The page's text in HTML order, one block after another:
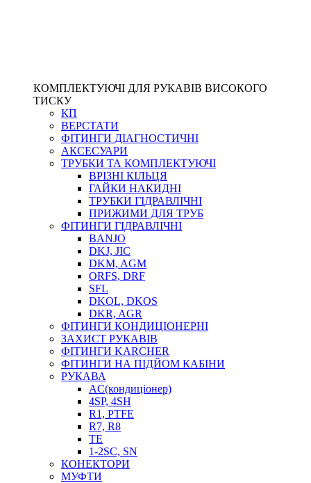
КОМПЛЕКТУЮЧІ ДЛЯ РУКАВІВ ВИСОКОГО
ТИСКУ
КП
ВЕРСТАТИ
ФІТИНГИ ДІАГНОСТИЧНІ
АКСЕСУАРИ
ТРУБКИ ТА КОМПЛЕКТУЮЧІ
ВРІЗНІ КІЛЬЦЯ
ГАЙКИ НАКИДНІ
ТРУБКИ ГІДРАВЛІЧНІ
ПРИЖИМИ ДЛЯ ТРУБ
ФІТИНГИ ГІДРАВЛІЧНІ
BANJO
DKJ, JIC
DKM, AGM
ORFS, DRF
SFL
DKOL, DKOS
DKR, AGR
ФІТИНГИ КОНДИЦІОНЕРНІ
ЗАХИСТ РУКАВІВ
ФІТИНГИ KARCHER
ФІТИНГИ НА ПІДЙОМ КАБІНИ
РУКАВА
AC(кондиціонер)
4SP, 4SH
R1, PTFE
R7, R8
TE
1-2SC, SN
КОНЕКТОРИ
МУФТИ